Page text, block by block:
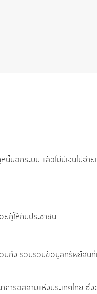
อกระบบ แล้วไม่มีเงินไปจ่า
กู้ให้กับประชาชน
มถึง รวบรวมข้อมูลทรัพย์สิน
ารอิสลามแห่งประเทศไทย